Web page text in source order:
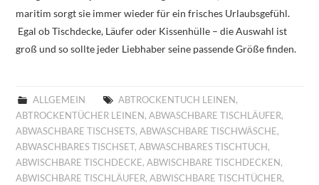
maritim sorgt sie immer wieder für ein frisches Urlaubsgefühl.
Egal ob Tischdecke, Läufer oder Kissenhülle – die Auswahl ist
groß und so sollte jeder Liebhaber seine passende Größe finden.
ALLGEMEIN ABTROCKENTUCH LEINEN ,
ABTROCKENTÜCHER LEINEN ,ABWASCHBARE TISCHLÄUFER,
ABWASCHBARE TISCHSETS,ABWASCHBARE TISCHWÄSCHE,
ABWASCHBARES TISCHSET,ABWASCHBARES TISCHTUCH ,
ABWISCHBARE TISCHDECKE,ABWISCHBARE TISCHDECKEN ,
ABWISCHBARE TISCHLÄUFER,ABWISCHBARE TISCHTÜCHER,